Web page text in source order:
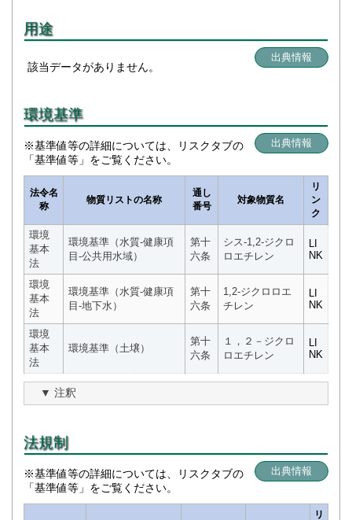
用途
出典情報
該当データがありません。
環境基準
出典情報
※基準値等の詳細については、リスクタブの
「基準値等」をご覧ください。
法令名
称
物質リストの名称
通し
番号
対象物質名
リ
ン
ク
環境
基本
法
環境基準（水質-健康項
目-公共用水域）
第十
六条
シス-1,2-ジクロ
ロエチレン
LI
NK
環境
基本
法
環境基準（水質-健康項
目-地下水）
第十
六条
1,2-ジクロロエ
チレン
LI
NK
環境
基本
法
環境基準（土壌）
第十
六条
１，２－ジクロ
ロエチレン
LI
NK
注釈
法規制
出典情報
※基準値等の詳細については、リスクタブの
「基準値等」をご覧ください。
リ